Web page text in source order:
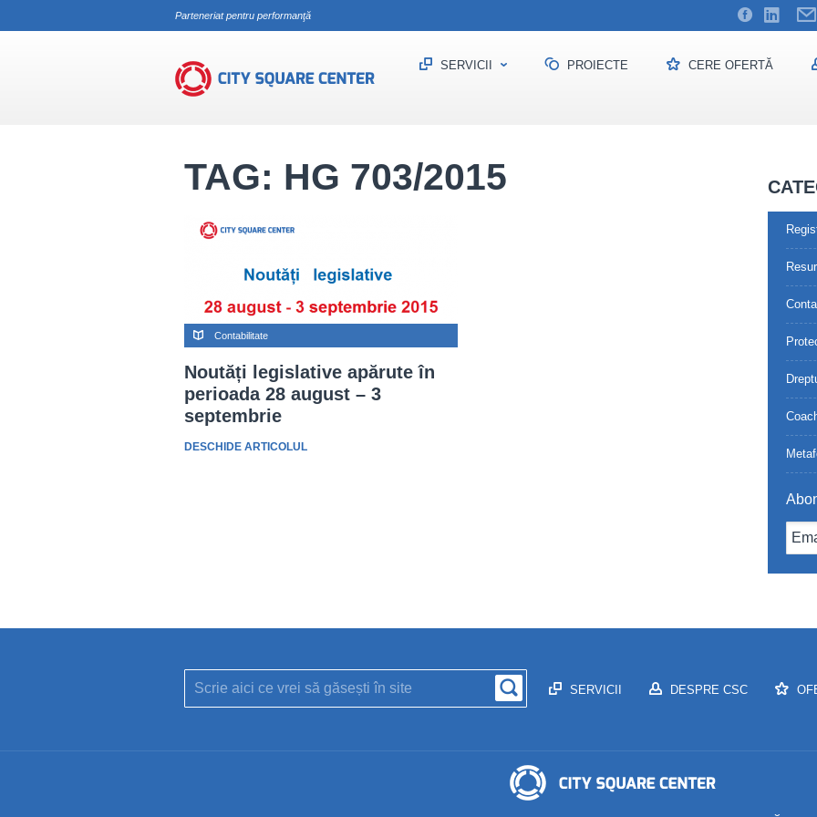
Parteneriat pentru performanţă
SERVICII PROIECTE CERE OFERTĂ
TAG: HG 703/2015
Contabilitate
Noutăți legislative apărute în
perioada 28 august – 3
septembrie
DESCHIDE ARTICOLUL
SERVICII DESPRE CSC